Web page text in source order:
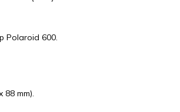
Polaroid 600.
88 mm).